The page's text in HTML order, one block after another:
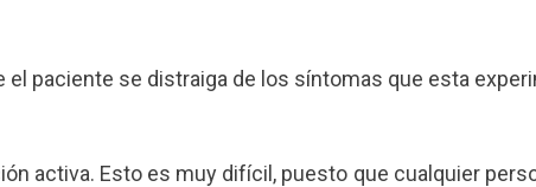
paciente se distraiga de los síntomas que esta
activa. Esto es muy difícil, puesto que cualquier